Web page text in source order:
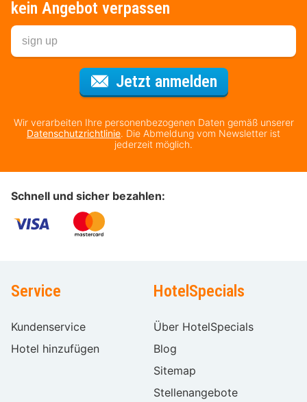
kein Angebot verpassen
Jetzt anmeldenFür den
Wir verarbeiten Ihre personenbezogenen Daten gemäß unserer
Datenschutzrichtlinie. Die Abmeldung vom Newsletter ist
jederzeit möglich.
Schnell und sicher bezahlen:
Service
Kundenservice
Hotel hinzufügen
HotelSpecials
Über HotelSpecials
Blog
Sitemap
Stellenangebote